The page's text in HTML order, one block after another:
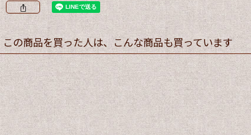
この商品を買った人は、こんな商品も買っています